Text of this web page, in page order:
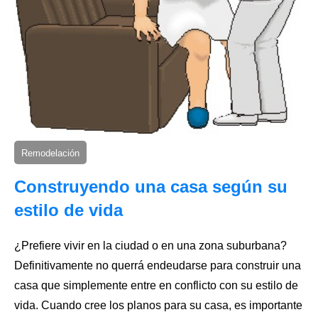
Remodelación
Construyendo una casa según su
estilo de vida
¿Prefiere vivir en la ciudad o en una zona suburbana?
Definitivamente no querrá endeudarse para construir una
casa que simplemente entre en conflicto con su estilo de
vida. Cuando cree los planos para su casa, es importante